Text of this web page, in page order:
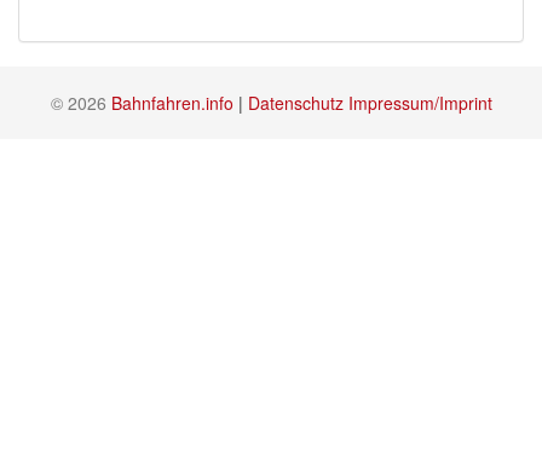
© 2026 Bahnfahren.info | Datenschutz Impressum/Imprint